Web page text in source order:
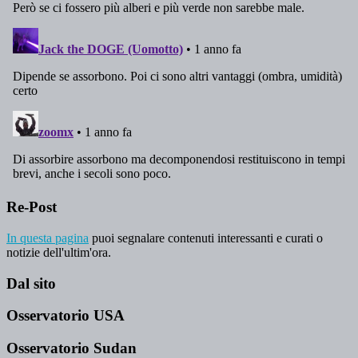
Re-Post
In questa pagina puoi segnalare contenuti interessanti e curati o
notizie dell'ultim'ora.
Dal sito
Osservatorio USA
Osservatorio Sudan